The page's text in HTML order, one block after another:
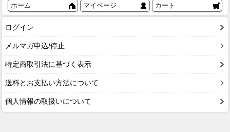
ホーム マイページ カート
ログイン
メルマガ申込/停止
特定商取引法に基づく表示
送料とお支払い方法について
個人情報の取扱いについて